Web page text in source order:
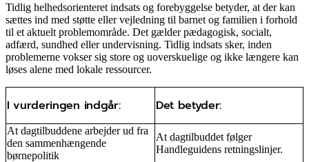
Tidlig helhedsorienteret indsats og forebyggelse betyder, at der kan
sættes ind med støtte eller vejledning til barnet og familien i forhold
til et aktuelt problemområde. Det gælder pædagogisk, socialt,
adfærd, sundhed eller undervisning. Tidlig indsats sker, inden
problemerne vokser sig store og uoverskuelige og ikke længere kan
løses alene med lokale ressourcer.
I vurderingen indgår: Det betyder:
At dagtilbuddene arbejder ud fra
den sammenhængende
børnepolitik
At dagtilbuddet følger
Handleguidens retningslinjer.